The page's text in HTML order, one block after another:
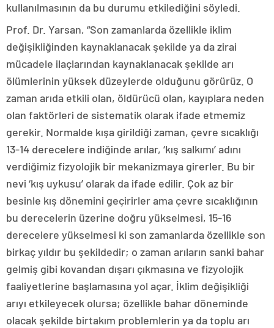
kullanılmasının da bu durumu etkilediğini söyledi.
Prof. Dr. Yarsan, “Son zamanlarda özellikle iklim
değişikliğinden kaynaklanacak şekilde ya da zirai
mücadele ilaçlarından kaynaklanacak şekilde arı
ölümlerinin yüksek düzeylerde olduğunu görürüz. O
zaman arıda etkili olan, öldürücü olan, kayıplara neden
olan faktörleri de sistematik olarak ifade etmemiz
gerekir. Normalde kışa girildiği zaman, çevre sıcaklığı
13-14 derecelere indiğinde arılar, ‘kış salkımı’ adını
verdiğimiz fizyolojik bir mekanizmaya girerler. Bu bir
nevi ‘kış uykusu’ olarak da ifade edilir. Çok az bir
besinle kış dönemini geçirirler ama çevre sıcaklığının
bu derecelerin üzerine doğru yükselmesi, 15-16
derecelere yükselmesi ki son zamanlarda özellikle son
birkaç yıldır bu şekildedir; o zaman arıların sanki bahar
gelmiş gibi kovandan dışarı çıkmasına ve fizyolojik
faaliyetlerine başlamasına yol açar. İklim değişikliği
arıyı etkileyecek olursa; özellikle bahar döneminde
olacak şekilde birtakım problemlerin ya da toplu arı